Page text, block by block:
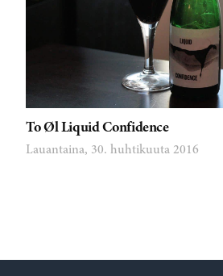
To Øl Liquid Confidence
Lauantaina, 30. huhtikuuta 2016